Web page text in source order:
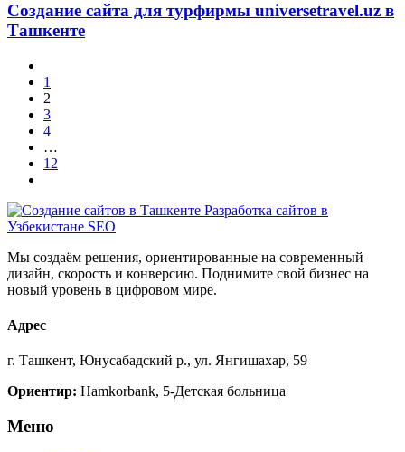
Создание сайта для турфирмы universetravel.uz в
Ташкенте
1
2
3
4
…
12
Мы создаём решения, ориентированные на современный
дизайн, скорость и конверсию. Поднимите свой бизнес на
новый уровень в цифровом мире.
Адрес
г. Ташкент, Юнусабадский р., ул. Янгишахар, 59
Ориентир: Hamkorbank, 5-Детская больница
Меню